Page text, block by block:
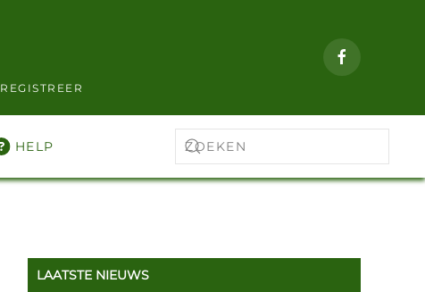
REGISTREER
HELP
LAATSTE NIEUWS